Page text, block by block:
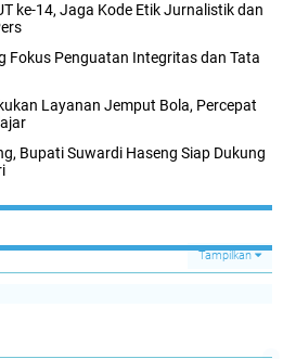
ke-14, Jaga Kode Etik Jurnalistik dan
Fokus Penguatan Integritas dan Tata
Layanan Jemput Bola, Percepat
Bupati Suwardi Haseng Siap Dukung
Tampilkan